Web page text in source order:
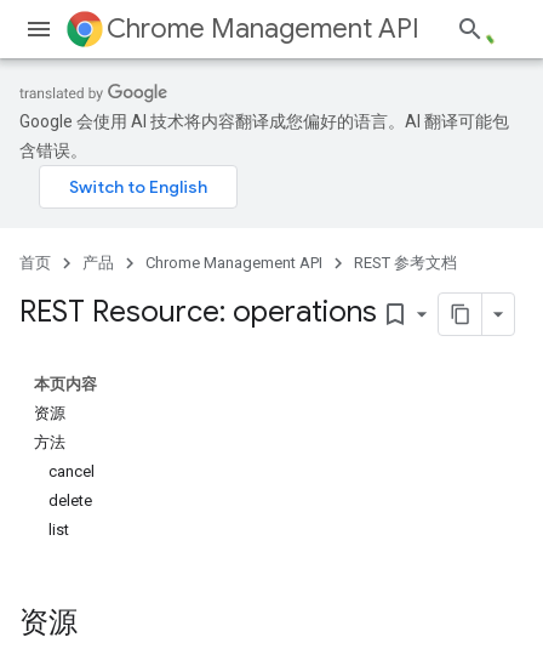
Chrome Management API
Google 会使用 AI 技术将内容翻译成您偏好的语言。AI 翻译可能包
含错误。
首页 产品 Chrome Management API REST 参考文档
REST Resource: operations bookmark_border
本页内容
资源
方法
cancel
delete
list
资源